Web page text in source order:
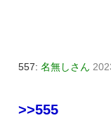
557: 名無しさん
>>555